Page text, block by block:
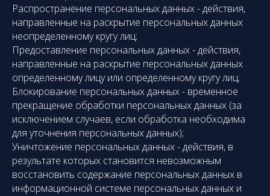
Распространение персональных данных - действия,
направленные на раскрытие персональных данных
неопределенному кругу лиц;
Предоставление персональных данных - действия,
направленные на раскрытие персональных данных
определенному лицу или определенному кругу лиц;
Блокирование персональных данных - временное
прекращение обработки персональных данных (за
исключением случаев, если обработка необходима
для уточнения персональных данных);
Уничтожение персональных данных - действия, в
результате которых становится невозможным
восстановить содержание персональных данных в
информационной системе персональных данных и